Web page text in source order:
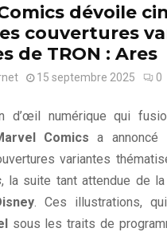
dévoile
couvertures
de TRON : Ares
15 septembre 2025 0
d’œil numérique qui
Comics a
variantes
, la suite tant attendue de
. Ces illustrations,
sous les traits de